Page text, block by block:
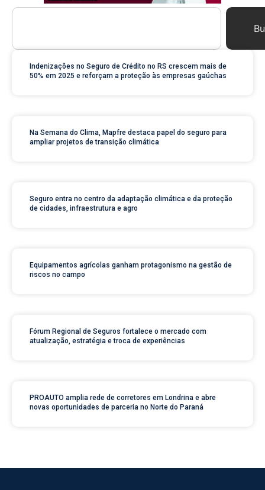
Indenizações no Seguro de Crédito no RS crescem mais de
50% em 2025 e reforçam a proteção às empresas gaúchas
Na Semana do Clima, Mapfre destaca papel do seguro para
ampliar projetos de transição climática
Seguro entra no centro da adaptação climática e da proteção
de cidades, infraestrutura e agro
Equipamentos agrícolas ganham protagonismo na gestão de
riscos no campo
Fórum Regional de Seguros fortalece o mercado com
atualização, estratégia e troca de experiências
PROAUTO amplia rede de corretores em Londrina e abre
novas oportunidades de parceria no Norte do Paraná